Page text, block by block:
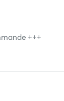
+++